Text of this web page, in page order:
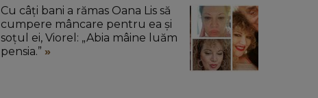
Cu câți bani a rămas Oana Lis să
cumpere mâncare pentru ea și
soțul ei, Viorel: „Abia mâine luăm
pensia.”